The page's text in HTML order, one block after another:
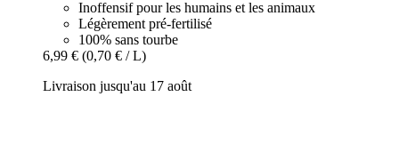
Inoffensif pour les humains et les animaux
Légèrement pré-fertilisé
100% sans tourbe
6,99 € (0,70 € / L)
Livraison jusqu'au 17 août